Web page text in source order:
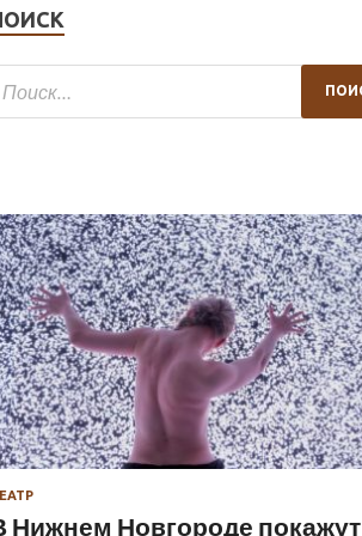
Нижнем Новгороде покажут